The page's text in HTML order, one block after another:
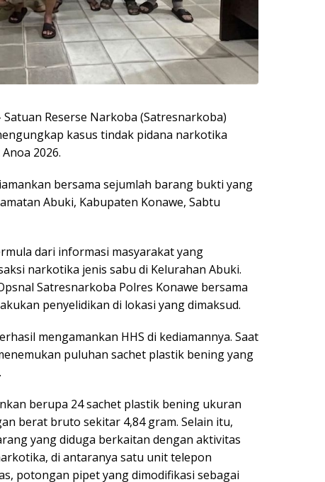
Satuan Reserse Narkoba (Satresnarkoba)
kasus tindak pidana narkotika
2026.
bersama sejumlah barang bukti yang
Abuki, Kabupaten Konawe, Sabtu
dari informasi masyarakat yang
narkotika jenis sabu di Kelurahan Abuki.
Satresnarkoba Polres Konawe bersama
penyelidikan di lokasi yang dimaksud.
mengamankan HHS di kediamannya. Saat
puluhan sachet plastik bening yang
berupa 24 sachet plastik bening ukuran
berat bruto sekitar 4,84 gram. Selain itu,
yang diduga berkaitan dengan aktivitas
di antaranya satu unit telepon
potongan pipet yang dimodifikasi sebagai